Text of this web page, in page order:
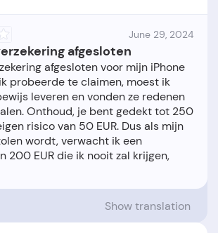
June 29, 2024
afgesloten
afgesloten voor mijn iPhone
probeerde te claimen, moest ik
leveren en vonden ze redenen
Onthoud, je bent gedekt tot 250
risico van 50 EUR. Dus als mijn
wordt, verwacht ik een
200 EUR die ik nooit zal krijgen,
Show translation